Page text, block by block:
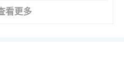
看更多